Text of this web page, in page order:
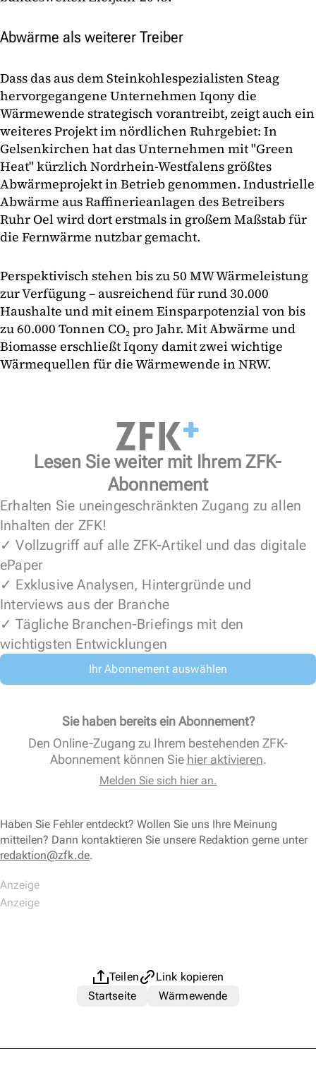
Abwärme als weiterer Treiber
Dass das aus dem Steinkohlespezialisten Steag
hervorgegangene Unternehmen Iqony die
Wärmewende strategisch vorantreibt, zeigt auch ein
weiteres Projekt im nördlichen Ruhrgebiet: In
Gelsenkirchen hat das Unternehmen mit "Green
Heat" kürzlich Nordrhein-Westfalens größtes
Abwärmeprojekt in Betrieb genommen. Industrielle
Abwärme aus Raffinerieanlagen des Betreibers
Ruhr Oel wird dort erstmals in großem Maßstab für
die Fernwärme nutzbar gemacht.
Perspektivisch stehen bis zu 50 MW Wärmeleistung
zur Verfügung – ausreichend für rund 30.000
Haushalte und mit einem Einsparpotenzial von bis
zu 60.000 Tonnen CO₂ pro Jahr. Mit Abwärme und
Biomasse erschließt Iqony damit zwei wichtige
Wärmequellen für die Wärmewende in NRW.
Lesen Sie weiter mit Ihrem ZFK-
Abonnement
Erhalten Sie uneingeschränkten Zugang zu allen
Inhalten der ZFK!
✓ Vollzugriff auf alle ZFK-Artikel und das digitale
ePaper
✓ Exklusive Analysen, Hintergründe und
Interviews aus der Branche
✓ Tägliche Branchen-Briefings mit den
wichtigsten Entwicklungen
Ihr Abonnement auswählen
Sie haben bereits ein Abonnement?
Den Online-Zugang zu Ihrem bestehenden ZFK-
Abonnement können Sie hier aktivieren.
Melden Sie sich hier an.
Haben Sie Fehler entdeckt? Wollen Sie uns Ihre Meinung
mitteilen? Dann kontaktieren Sie unsere Redaktion gerne unter
redaktion@zfk.de.
Teilen
Link kopieren
Startseite
Wärmewende